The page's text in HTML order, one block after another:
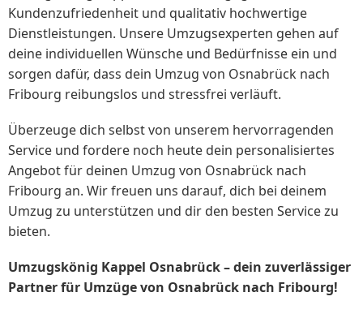
Kundenzufriedenheit und qualitativ hochwertige
Dienstleistungen. Unsere Umzugsexperten gehen auf
deine individuellen Wünsche und Bedürfnisse ein und
sorgen dafür, dass dein Umzug von Osnabrück nach
Fribourg reibungslos und stressfrei verläuft.
Überzeuge dich selbst von unserem hervorragenden
Service und fordere noch heute dein personalisiertes
Angebot für deinen Umzug von Osnabrück nach
Fribourg an. Wir freuen uns darauf, dich bei deinem
Umzug zu unterstützen und dir den besten Service zu
bieten.
Umzugskönig Kappel Osnabrück – dein zuverlässiger
Partner für Umzüge von Osnabrück nach Fribourg!